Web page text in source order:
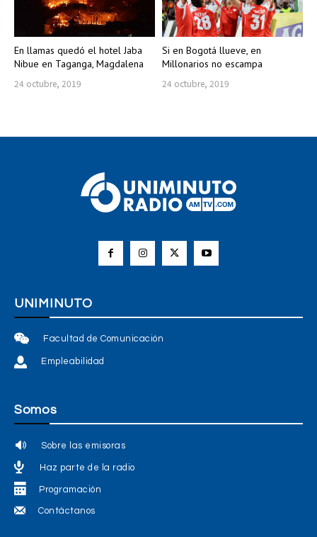
En llamas quedó el hotel Jaba
Nibue en Taganga, Magdalena
24 octubre, 2019
Si en Bogotá llueve, en
Millonarios no escampa
24 octubre, 2019
UNIMINUTO
Facultad de Comunicación
Empleabilidad
Somos
Sobre las emisoras
Haz parte de la radio
Programación
Contáctanos